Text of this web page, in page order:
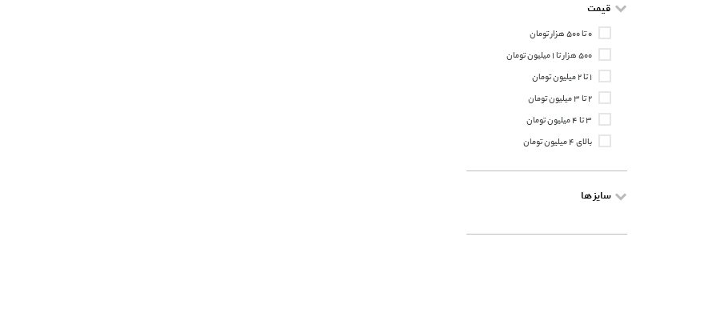
قیمت
۰ تا ۵۰۰ هزار تومان
۵۰۰ هزار تا ۱ میلیون تومان
۱ تا ۲ میلیون تومان
۲ تا ۳ میلیون تومان
۳ تا ۴ میلیون تومان
بالای ۴ میلیون تومان
سایز ها